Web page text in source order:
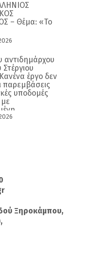
– Θέμα: «Το
έργο δεν
παρεμβάσεις
υποδομές
και
Ξηροκάμπου,